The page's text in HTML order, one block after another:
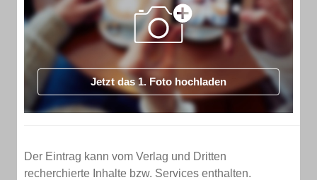
Jetzt das 1. Foto hochladen
Der Eintrag kann vom Verlag und Dritten
recherchierte Inhalte bzw. Services enthalten.